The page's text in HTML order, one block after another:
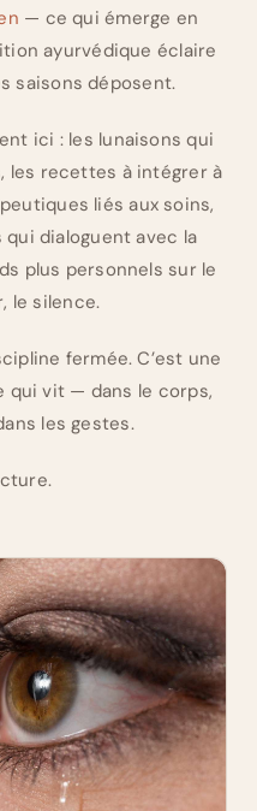
— ce qui émerge en
ayurvédique éclaire
saisons déposent.
ici : les lunaisons qui
les recettes à intégrer à
liés aux soins,
dialoguent avec la
plus personnels sur le
le silence.
fermée. C’est une
qui vit — dans le corps,
les gestes.